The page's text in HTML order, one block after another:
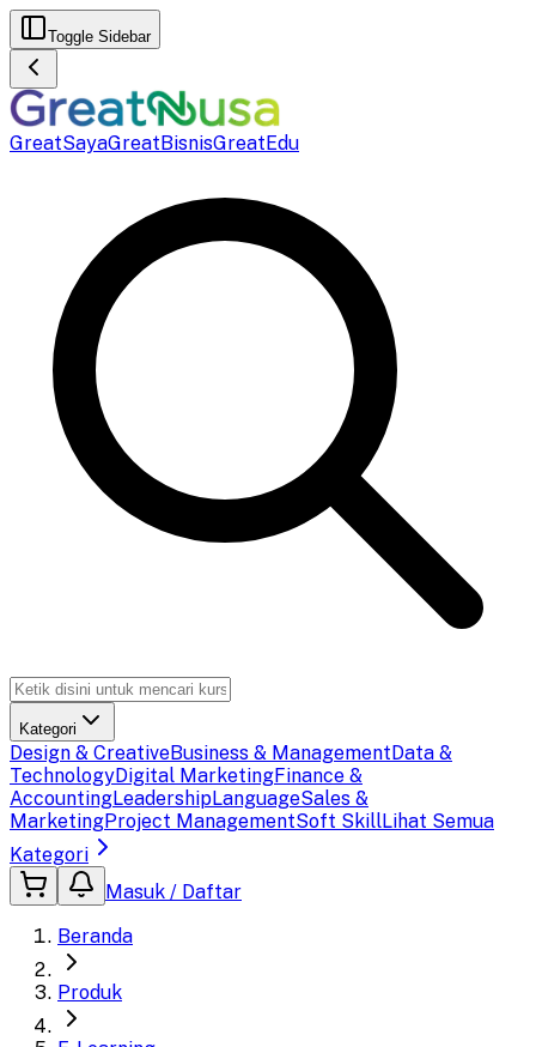
Toggle Sidebar
GreatSayaGreatBisnisGreatEdu
Kategori
Design & CreativeBusiness & ManagementData &
TechnologyDigital MarketingFinance &
AccountingLeadershipLanguageSales &
MarketingProject ManagementSoft SkillLihat Semua
Kategori
Masuk / Daftar
Beranda
Produk